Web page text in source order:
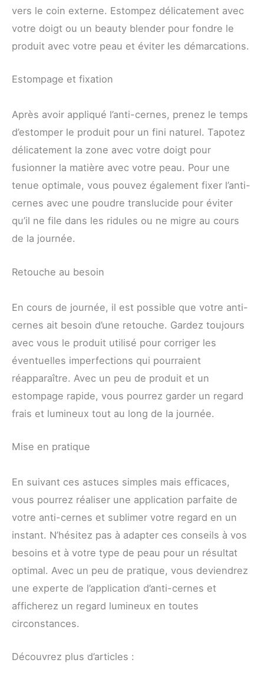
vers le coin externe. Estompez délicatement avec
votre doigt ou un beauty blender pour fondre le
produit avec votre peau et éviter les démarcations.
Estompage et fixation
Après avoir appliqué l’anti-cernes, prenez le temps
d’estomper le produit pour un fini naturel. Tapotez
délicatement la zone avec votre doigt pour
fusionner la matière avec votre peau. Pour une
tenue optimale, vous pouvez également fixer l’anti-
cernes avec une poudre translucide pour éviter
qu’il ne file dans les ridules ou ne migre au cours
de la journée.
Retouche au besoin
En cours de journée, il est possible que votre anti-
cernes ait besoin d’une retouche. Gardez toujours
avec vous le produit utilisé pour corriger les
éventuelles imperfections qui pourraient
réapparaître. Avec un peu de produit et un
estompage rapide, vous pourrez garder un regard
frais et lumineux tout au long de la journée.
Mise en pratique
En suivant ces astuces simples mais efficaces,
vous pourrez réaliser une application parfaite de
votre anti-cernes et sublimer votre regard en un
instant. N’hésitez pas à adapter ces conseils à vos
besoins et à votre type de peau pour un résultat
optimal. Avec un peu de pratique, vous deviendrez
une experte de l’application d’anti-cernes et
afficherez un regard lumineux en toutes
circonstances.
Découvrez plus d’articles :